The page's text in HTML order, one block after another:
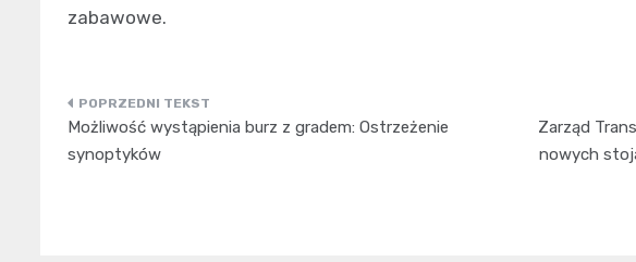
zabawowe.
Nawigacja
wpisu
Możliwość wystąpienia burz z gradem: Ostrzeżenie
synoptyków
Zarząd
nowych